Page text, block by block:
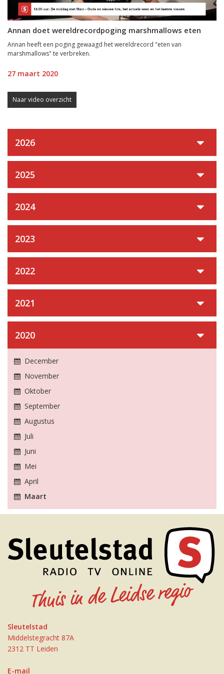
Annan doet wereldrecordpoging marshmallows eten
Annan heeft een poging gewaagd het wereldrecord "eten van
marshmallows" te verbreken.
27 maart 2020
Naar video overzicht
2026
2025
2024
2023
2022
2021
2020
December
November
Oktober
September
Augustus
Juli
Juni
Mei
April
Maart
Sleutelstad
Middelstegracht 87A
2312 TT Leiden
E-mail